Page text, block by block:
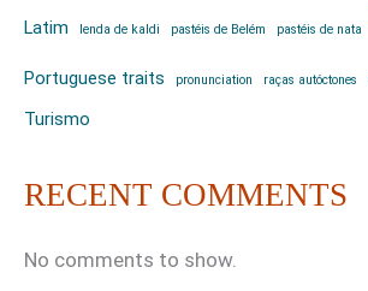
Latim lenda de kaldi pastéis de Belém pastéis de nata
Portuguese traits pronunciation raças autóctones
Turismo
RECENT COMMENTS
No comments to show.